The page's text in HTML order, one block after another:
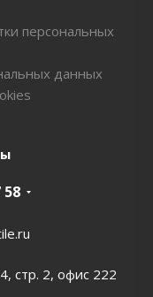
персональных
данных
58
стр. 2, офис 222